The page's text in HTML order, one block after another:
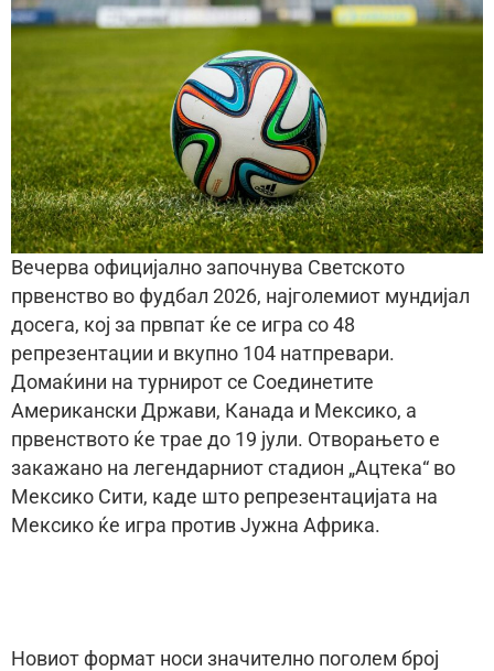
Вечерва официјално започнува Светското
првенство во фудбал 2026, најголемиот мундијал
досега, кој за првпат ќе се игра со 48
репрезентации и вкупно 104 натпревари.
Домаќини на турнирот се Соединетите
Американски Држави, Канада и Мексико, а
првенството ќе трае до 19 јули. Отворањето е
закажано на легендарниот стадион „Ацтека“ во
Мексико Сити, каде што репрезентацијата на
Мексико ќе игра против Јужна Африка.
Новиот формат носи значително поголем број